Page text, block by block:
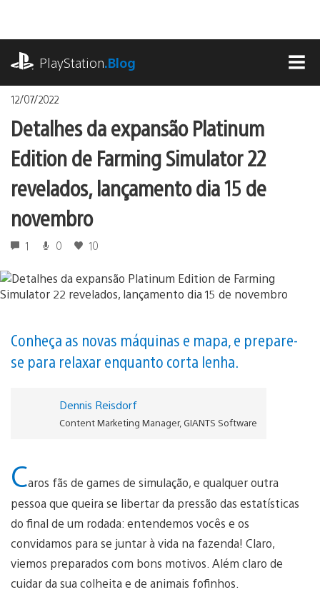
o
conteúdo
PlayStation.Blog
12/07/2022
Detalhes da expansão Platinum
Edition de Farming Simulator 22
revelados, lançamento dia 15 de
novembro
1 0 10
Conheça as novas máquinas e mapa, e prepare-
se para relaxar enquanto corta lenha.
Dennis Reisdorf
Content Marketing Manager, GIANTS Software
Caros fãs de games de simulação, e qualquer outra
pessoa que queira se libertar da pressão das estatísticas
do final de um rodada: entendemos vocês e os
convidamos para se juntar à vida na fazenda! Claro,
viemos preparados com bons motivos. Além claro de
cuidar da sua colheita e de animais fofinhos.